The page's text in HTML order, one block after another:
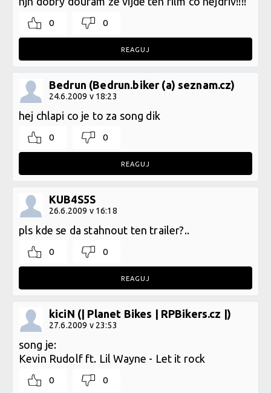
0 0
REAGUJ
Bedrun (Bedrun.biker (a) seznam.cz)
24.6.2009 v 18:23
hej chlapi co je to za song dik
0 0
REAGUJ
KUB4S5S
26.6.2009 v 16:18
pls kde se da stahnout ten trailer?..
0 0
REAGUJ
kiciN (| Planet Bikes | RPBikers.cz |)
27.6.2009 v 23:53
song je:
Kevin Rudolf ft. Lil Wayne - Let it rock
0 0